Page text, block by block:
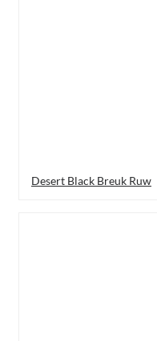
Desert Black Breuk Ruw